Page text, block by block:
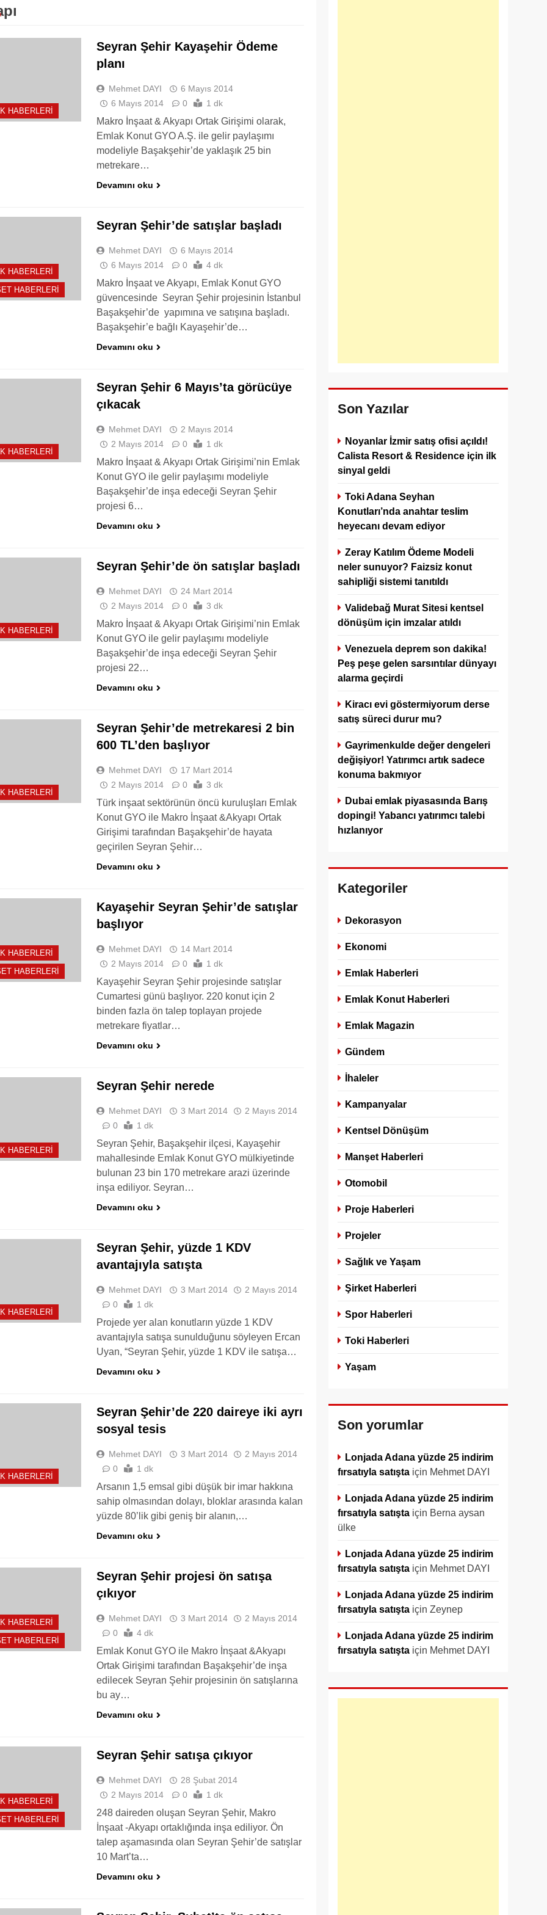
HABERLERI
Seyran Şehir Kayaşehir Ödeme
planı
Mehmet DAYI
6 Mayıs 2014
6 Mayıs 2014
0 1 dk
Makro İnşaat & Akyapı Ortak Girişimi olarak,
Emlak Konut GYO A.Ş. ile gelir paylaşımı
modeliyle Başakşehir’de yaklaşık 25 bin
metrekare…
Devamını oku
HABERLERI
HABERLERI
Seyran Şehir’de satışlar başladı
Mehmet DAYI
6 Mayıs 2014
6 Mayıs 2014
0 4 dk
Makro İnşaat ve Akyapı, Emlak Konut GYO
güvencesinde Seyran Şehir projesinin İstanbul
Başakşehir’de yapımına ve satışına başladı.
Başakşehir’e bağlı Kayaşehir’de…
Devamını oku
HABERLERI
Seyran Şehir 6 Mayıs’ta görücüye
çıkacak
Mehmet DAYI
2 Mayıs 2014
2 Mayıs 2014
0 1 dk
Makro İnşaat & Akyapı Ortak Girişimi’nin Emlak
Konut GYO ile gelir paylaşımı modeliyle
Başakşehir’de inşa edeceği Seyran Şehir
projesi 6…
Devamını oku
HABERLERI
Seyran Şehir’de ön satışlar başladı
Mehmet DAYI
24 Mart 2014
2 Mayıs 2014
0 3 dk
Makro İnşaat & Akyapı Ortak Girişimi’nin Emlak
Konut GYO ile gelir paylaşımı modeliyle
Başakşehir’de inşa edeceği Seyran Şehir
projesi 22…
Devamını oku
HABERLERI
Seyran Şehir’de metrekaresi 2 bin
600 TL’den başlıyor
Mehmet DAYI
17 Mart 2014
2 Mayıs 2014
0 3 dk
Türk inşaat sektörünün öncü kuruluşları Emlak
Konut GYO ile Makro İnşaat &Akyapı Ortak
Girişimi tarafından Başakşehir’de hayata
geçirilen Seyran Şehir…
Devamını oku
HABERLERI
HABERLERI
Kayaşehir Seyran Şehir’de satışlar
başlıyor
Mehmet DAYI
14 Mart 2014
2 Mayıs 2014
0 1 dk
Kayaşehir Seyran Şehir projesinde satışlar
Cumartesi günü başlıyor. 220 konut için 2
binden fazla ön talep toplayan projede
metrekare fiyatlar…
Devamını oku
HABERLERI
Seyran Şehir nerede
Mehmet DAYI 3 Mart 2014
2 Mayıs 2014
0
1 dk
Seyran Şehir, Başakşehir ilçesi, Kayaşehir
mahallesinde Emlak Konut GYO mülkiyetinde
bulunan 23 bin 170 metrekare arazi üzerinde
inşa ediliyor. Seyran…
Devamını oku
HABERLERI
Seyran Şehir, yüzde 1 KDV
avantajıyla satışta
Mehmet DAYI 3 Mart 2014
2 Mayıs 2014
0
1 dk
Projede yer alan konutların yüzde 1 KDV
avantajıyla satışa sunulduğunu söyleyen Ercan
Uyan, “Seyran Şehir, yüzde 1 KDV ile satışa…
Devamını oku
HABERLERI
Seyran Şehir’de 220 daireye iki ayrı
sosyal tesis
Mehmet DAYI 3 Mart 2014
2 Mayıs 2014
0
1 dk
Arsanın 1,5 emsal gibi düşük bir imar hakkına
sahip olmasından dolayı, bloklar arasında kalan
yüzde 80’lik gibi geniş bir alanın,…
Devamını oku
HABERLERI
HABERLERI
Seyran Şehir projesi ön satışa
çıkıyor
Mehmet DAYI 3 Mart 2014
2 Mayıs 2014
0
4 dk
Emlak Konut GYO ile Makro İnşaat &Akyapı
Ortak Girişimi tarafından Başakşehir’de inşa
edilecek Seyran Şehir projesinin ön satışlarına
bu ay…
Devamını oku
HABERLERI
HABERLERI
Seyran Şehir satışa çıkıyor
Mehmet DAYI
28 Şubat 2014
2 Mayıs 2014
0 1 dk
248 daireden oluşan Seyran Şehir, Makro
İnşaat -Akyapı ortaklığında inşa ediliyor. Ön
talep aşamasında olan Seyran Şehir’de satışlar
10 Mart’ta…
Devamını oku
Son Yazılar
Noyanlar İzmir satış ofisi açıldı!
Calista Resort & Residence için ilk
sinyal geldi
Toki Adana Seyhan
Konutları’nda anahtar teslim
heyecanı devam ediyor
Zeray Katılım Ödeme Modeli
neler sunuyor? Faizsiz konut
sahipliği sistemi tanıtıldı
Validebağ Murat Sitesi kentsel
dönüşüm için imzalar atıldı
Venezuela deprem son dakika!
Peş peşe gelen sarsıntılar dünyayı
alarma geçirdi
Kiracı evi göstermiyorum derse
satış süreci durur mu?
Gayrimenkulde değer dengeleri
değişiyor! Yatırımcı artık sadece
konuma bakmıyor
Dubai emlak piyasasında Barış
dopingi! Yabancı yatırımcı talebi
hızlanıyor
Kategoriler
Dekorasyon
Ekonomi
Emlak Haberleri
Emlak Konut Haberleri
Emlak Magazin
Gündem
İhaleler
Kampanyalar
Kentsel Dönüşüm
Manşet Haberleri
Otomobil
Proje Haberleri
Projeler
Sağlık ve Yaşam
Şirket Haberleri
Spor Haberleri
Toki Haberleri
Yaşam
Son yorumlar
Lonjada Adana yüzde 25 indirim
fırsatıyla satışta için Mehmet DAYI
Lonjada Adana yüzde 25 indirim
fırsatıyla satışta için Berna aysan
ülke
Lonjada Adana yüzde 25 indirim
fırsatıyla satışta için Mehmet DAYI
Lonjada Adana yüzde 25 indirim
fırsatıyla satışta için Zeynep
Lonjada Adana yüzde 25 indirim
fırsatıyla satışta için Mehmet DAYI